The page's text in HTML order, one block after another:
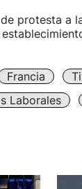
protesta a
Francia
Laborales